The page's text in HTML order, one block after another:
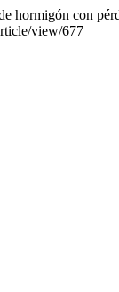
hormigón con
view/677